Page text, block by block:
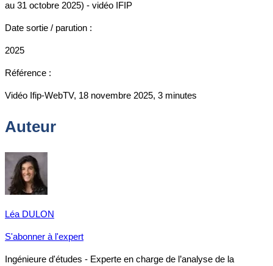
au 31 octobre 2025) - vidéo IFIP
Date sortie / parution :
2025
Référence :
Vidéo Ifip-WebTV, 18 novembre 2025, 3 minutes
Auteur
Léa DULON
S'abonner à l'expert
Ingénieure d'études - Experte en charge de l’analyse de la